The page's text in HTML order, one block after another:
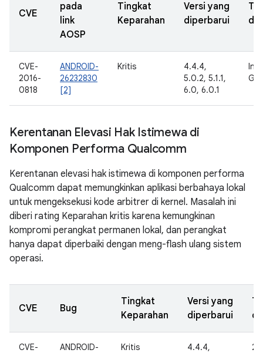
CVE
pada
link
AOSP
Tingkat
Keparahan
Versi yang
diperbarui
CVE-
2016-
0818
ANDROID-
26232830
[2]
Kritis
4.4.4,
5.0.2, 5.1.1,
6.0, 6.0.1
Kerentanan Elevasi Hak Istimewa di
Komponen Performa Qualcomm
Kerentanan elevasi hak istimewa di komponen performa
Qualcomm dapat memungkinkan aplikasi berbahaya lokal
untuk mengeksekusi kode arbitrer di kernel. Masalah ini
diberi rating Keparahan kritis karena kemungkinan
kompromi perangkat permanen lokal, dan perangkat
hanya dapat diperbaiki dengan meng-flash ulang sistem
operasi.
CVE Bug
Tingkat
Keparahan
Versi yang
diperbarui
CVE-
ANDROID-
Kritis
4.4.4,